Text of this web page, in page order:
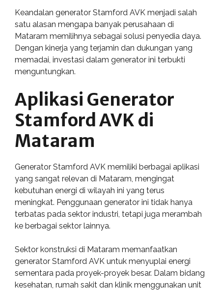
Keandalan generator Stamford AVK menjadi salah
satu alasan mengapa banyak perusahaan di
Mataram memilihnya sebagai solusi penyedia daya.
Dengan kinerja yang terjamin dan dukungan yang
memadai, investasi dalam generator ini terbukti
menguntungkan.
Aplikasi Generator
Stamford AVK di
Mataram
Generator Stamford AVK memiliki berbagai aplikasi
yang sangat relevan di Mataram, mengingat
kebutuhan energi di wilayah ini yang terus
meningkat. Penggunaan generator ini tidak hanya
terbatas pada sektor industri, tetapi juga merambah
ke berbagai sektor lainnya.
Sektor konstruksi di Mataram memanfaatkan
generator Stamford AVK untuk menyuplai energi
sementara pada proyek-proyek besar. Dalam bidang
kesehatan, rumah sakit dan klinik menggunakan unit